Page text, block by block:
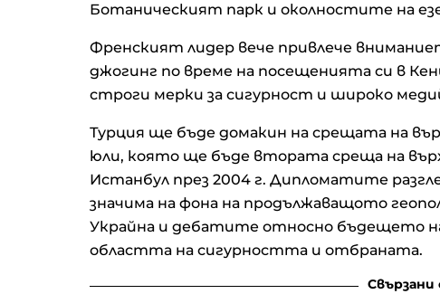
Ботаническият парк и околностите на
Френският лидер вече привлече
джогинг по време на посещенията си в
строги мерки за сигурност и широко
Турция ще бъде домакин на срещата на
юли, която ще бъде втората среща на
Истанбул през 2004 г. Дипломатите
значима на фона на продължаващото
Украйна и дебатите относно бъдещето
областта на сигурността и отбраната.